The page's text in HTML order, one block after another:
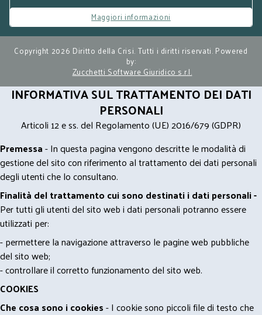
Maggiori informazioni
Copyright 2026 Diritto della Crisi. Tutti i diritti riservati. Powered
by:
Zucchetti Software Giuridico s.r.l.
INFORMATIVA SUL TRATTAMENTO DEI DATI
PERSONALI
Articoli 12 e ss. del Regolamento (UE) 2016/679 (GDPR)
Premessa- In questa pagina vengono descritte le modalità di
gestione del sito con riferimento al trattamento dei dati personali
degli utenti che lo consultano.
Finalità del trattamento cui sono destinati i dati personali -
Per tutti gli utenti del sito web i dati personali potranno essere
utilizzati per:
- permettere la navigazione attraverso le pagine web pubbliche
del sito web;
- controllare il corretto funzionamento del sito web.
COOKIES
Che cosa sono i cookies- I cookie sono piccoli file di testo che